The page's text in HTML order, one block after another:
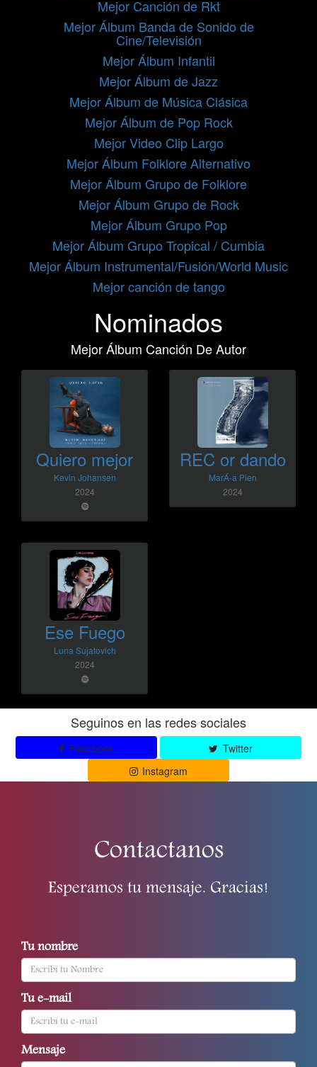
Mejor Canción de Rkt
Mejor Álbum Banda de Sonido de
Cine/Televisión
Mejor Álbum Infantil
Mejor Álbum de Jazz
Mejor Álbum de Música Clásica
Mejor Álbum de Pop Rock
Mejor Video Clip Largo
Mejor Álbum Folklore Alternativo
Mejor Álbum Grupo de Folklore
Mejor Álbum Grupo de Rock
Mejor Álbum Grupo Pop
Mejor Álbum Grupo Tropical / Cumbia
Mejor Álbum Instrumental/Fusión/World Music
Mejor canción de tango
Nominados
Mejor Álbum Canción De Autor
Quiero mejor
Kevin Johansen
2024
REC or dando
MarÁ-­a Pien
2024
Ese Fuego
Luna Sujatovich
2024
Seguinos en las redes sociales
Facebook
Twitter
Instagram
Contactanos
Esperamos tu mensaje. Gracias!
Tu nombre
Tu e-mail
Mensaje